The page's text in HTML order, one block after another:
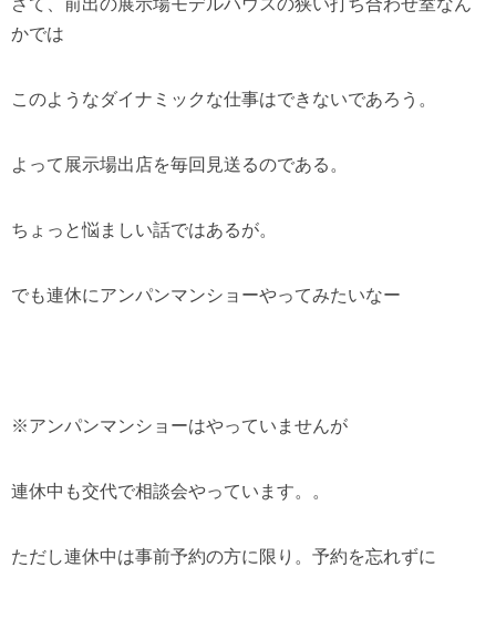
さて、前出の展示場モデルハウスの狭い打ち合わせ室なん
かでは
このようなダイナミックな仕事はできないであろう。
よって展示場出店を毎回見送るのである。
ちょっと悩ましい話ではあるが。
でも連休にアンパンマンショーやってみたいなー
※アンパンマンショーはやっていませんが
連休中も交代で相談会やっています。。
ただし連休中は事前予約の方に限り。予約を忘れずに